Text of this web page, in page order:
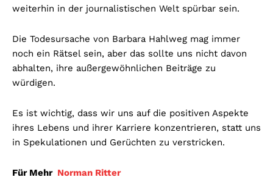
weiterhin in der journalistischen Welt spürbar sein.
Die Todesursache von Barbara Hahlweg mag immer
noch ein Rätsel sein, aber das sollte uns nicht davon
abhalten, ihre außergewöhnlichen Beiträge zu
würdigen.
Es ist wichtig, dass wir uns auf die positiven Aspekte
ihres Lebens und ihrer Karriere konzentrieren, statt uns
in Spekulationen und Gerüchten zu verstricken.
Für Mehr Norman Ritter